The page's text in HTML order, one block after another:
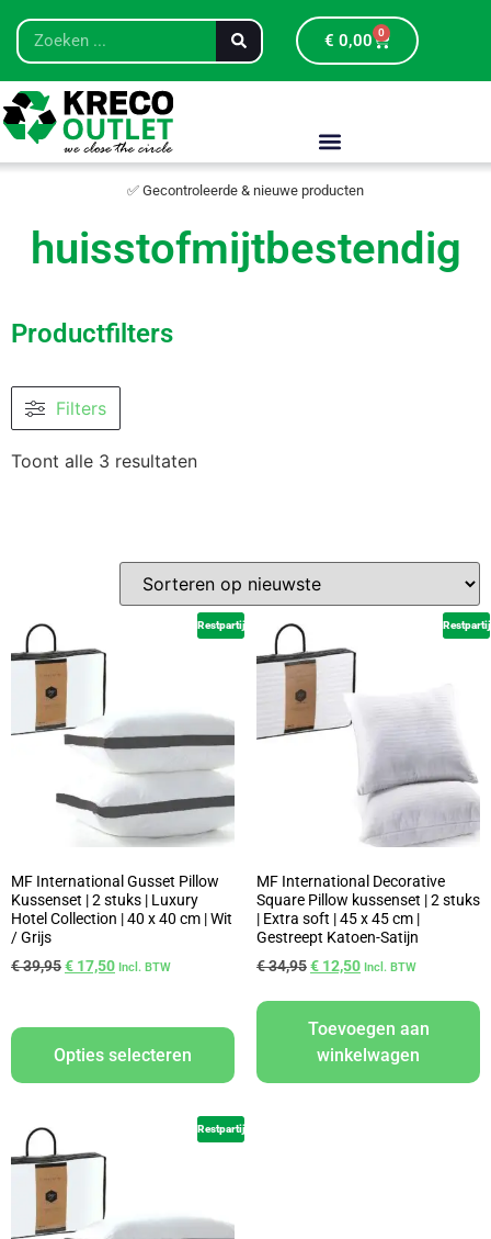
€ 0,00 0
✅ Gecontroleerde & nieuwe producten
huisstofmijtbestendig
Productfilters
Filters
Toont alle 3 resultaten
Restpartij
MF International Gusset Pillow
Kussenset | 2 stuks | Luxury
Hotel Collection | 40 x 40 cm | Wit
/ Grijs
€39,95€ 17,50 Incl. BTW
Opties selecteren
Restpartij
MF International Decorative
Square Pillow kussenset | 2 stuks
| Extra soft | 45 x 45 cm |
Gestreept Katoen-Satijn
€34,95€ 12,50 Incl. BTW
Toevoegen aan
winkelwagen
Restpartij